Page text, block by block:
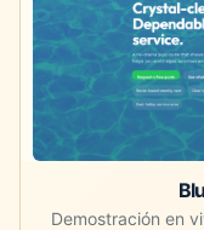
Demostración en